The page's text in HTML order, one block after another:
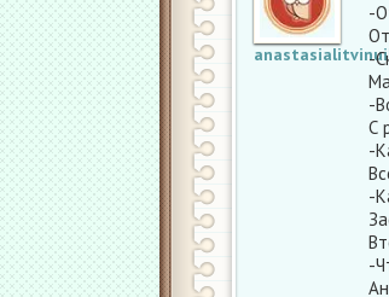
-
-
-
С
-
-
-